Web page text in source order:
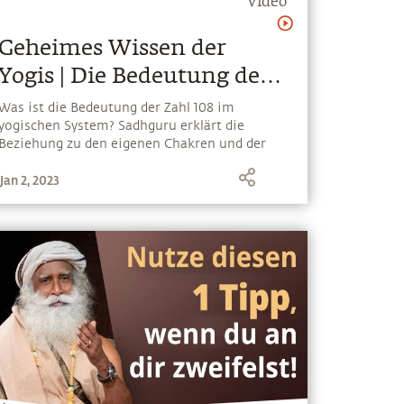
Geheimes Wissen der
| Die Bedeutung der
108
ist die Bedeutung der Zahl 108 im
System? Sadhguru erklärt die
Beziehung zu den eigenen Chakren und der
Jan 2, 2023